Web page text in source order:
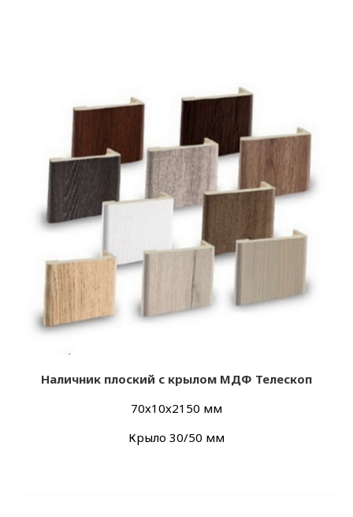
Наличник плоский с крылом МДФ Телескоп
70х10х2150 мм
Крыло 30/50 мм